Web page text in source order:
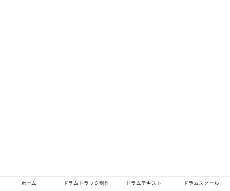
ホーム ドラムトラック制作 ドラムテキスト ドラムスクール